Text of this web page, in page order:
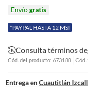
Envíogratis
*PAYPAL HASTA 12 MSI
Consulta términos de
Cód. del producto: 673188 Cód.
Entrega en Cuautitlán